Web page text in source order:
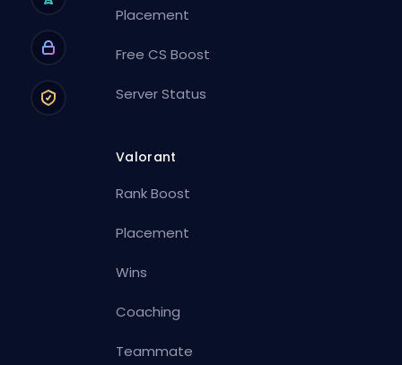
Placement
Free CS Boost
Server Status
Valorant
Rank Boost
Placement
Wins
Coaching
Teammate